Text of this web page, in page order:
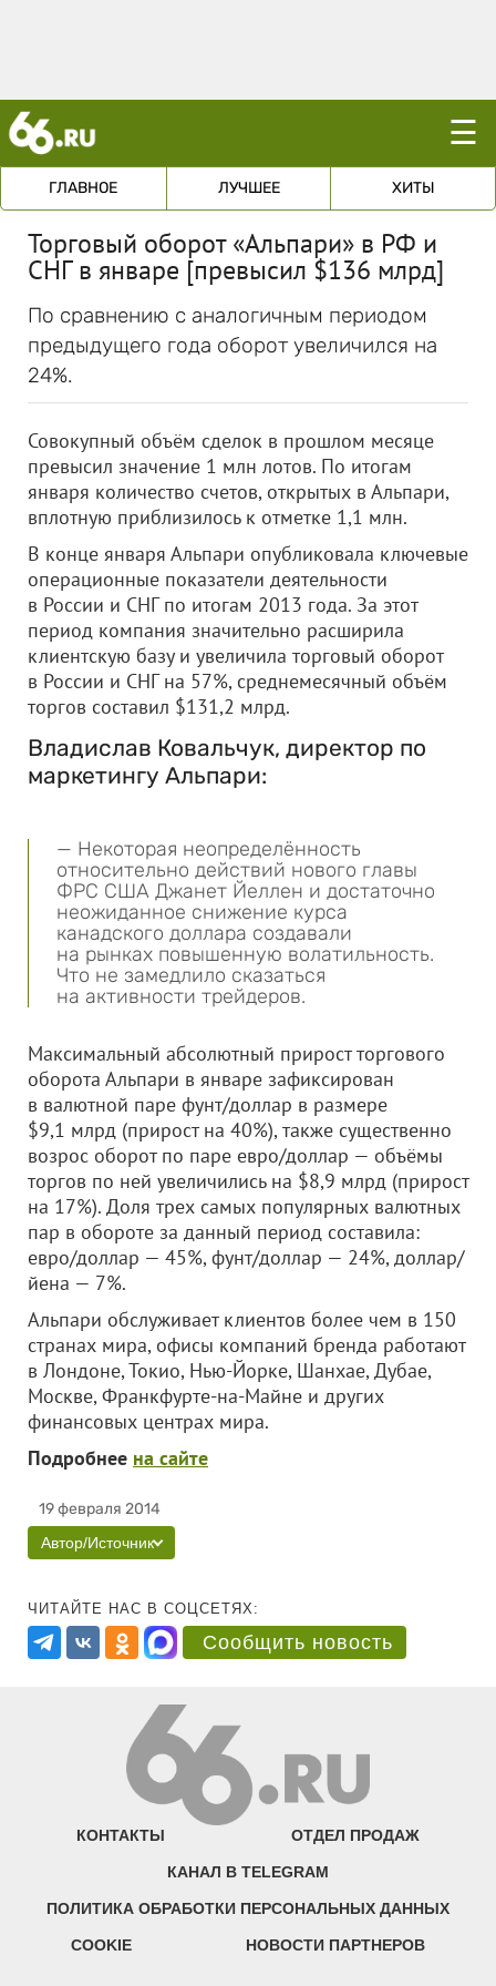
☰
ГЛАВНОЕ ЛУЧШЕЕ ХИТЫ
Торговый оборот «Альпари» в РФ и
СНГ в январе [превысил $136 млрд]
По сравнению с аналогичным периодом
предыдущего года оборот увеличился на
24%.
Совокупный объём сделок в прошлом месяце
превысил значение 1 млн лотов. По итогам
января количество счетов, открытых в Альпари,
вплотную приблизилось к отметке 1,1 млн.
В конце января Альпари опубликовала ключевые
операционные показатели деятельности
в России и СНГ по итогам 2013 года. За этот
период компания значительно расширила
клиентскую базу и увеличила торговый оборот
в России и СНГ на 57%, среднемесячный объём
торгов составил $131,2 млрд.
Владислав Ковальчук, директор по
маркетингу Альпари:
— Некоторая неопределённость
относительно действий нового главы
ФРС США Джанет Йеллен и достаточно
неожиданное снижение курса
канадского доллара создавали
на рынках повышенную волатильность.
Что не замедлило сказаться
на активности трейдеров.
Максимальный абсолютный прирост торгового
оборота Альпари в январе зафиксирован
в валютной паре фунт/доллар в размере
$9,1 млрд (прирост на 40%), также существенно
возрос оборот по паре евро/доллар — объёмы
торгов по ней увеличились на $8,9 млрд (прирост
на 17%). Доля трех самых популярных валютных
пар в обороте за данный период составила:
евро/доллар — 45%, фунт/доллар — 24%, доллар/
йена — 7%.
Альпари обслуживает клиентов более чем в 150
странах мира, офисы компаний бренда работают
в Лондоне, Токио, Нью-Йорке, Шанхае, Дубае,
Москве, Франкфурте-на-Майне и других
финансовых центрах мира.
Подробнее на сайте
19 февраля 2014
Автор/Источник
ЧИТАЙТЕ НАС В СОЦСЕТЯХ:
Сообщить новость
КОНТАКТЫ ОТДЕЛ ПРОДАЖ
КАНАЛ В TELEGRAM
ПОЛИТИКА ОБРАБОТКИ ПЕРСОНАЛЬНЫХ ДАННЫХ
COOKIE НОВОСТИ ПАРТНЕРОВ